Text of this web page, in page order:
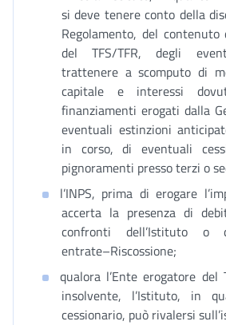
si deve tenere conto della
Regolamento, del
del TFS/TFR, degli
trattenere a scomputo di
capitale e interessi
finanziamenti erogati dalla
eventuali estinzioni
in corso, di eventuali
pignoramenti presso terzi o
l’INPS, prima di erogare
accerta la presenza di
confronti dell’Istituto o
entrate–Riscossione;
qualora l’Ente erogatore del
insolvente, l’Istituto, in
cessionario, può rivalersi